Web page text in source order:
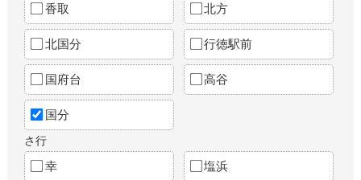
香取 北方
北国分 行徳駅前
国府台 高谷
国分
さ行
幸 塩浜